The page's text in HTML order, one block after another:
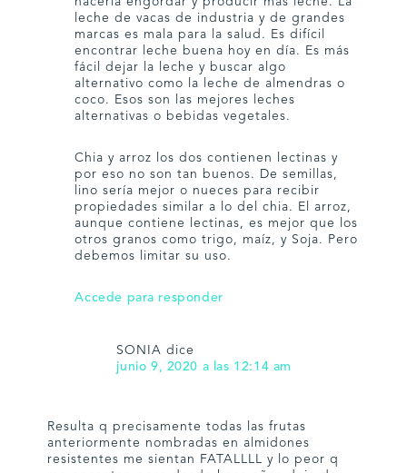
leche de vacas de industria y de grandes
marcas es mala para la salud. Es difícil
encontrar leche buena hoy en día. Es más
fácil dejar la leche y buscar algo
alternativo como la leche de almendras o
coco. Esos son las mejores leches
alternativas o bebidas vegetales.
Chia y arroz los dos contienen lectinas y
por eso no son tan buenos. De semillas,
lino sería mejor o nueces para recibir
propiedades similar a lo del chia. El arroz,
aunque contiene lectinas, es mejor que los
otros granos como trigo, maíz, y Soja. Pero
debemos limitar su uso.
Accede para responder
SONIA dice
junio 9, 2020 a las 12:14 am
Resulta q precisamente todas las frutas
anteriormente nombradas en almidones
resistentes me sientan FATALLLL y lo peor q